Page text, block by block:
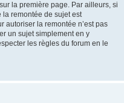
la première page. Par ailleurs, si
remontée de sujet est
autoriser la remontée n’est pas
un sujet simplement en y
les règles du forum en le